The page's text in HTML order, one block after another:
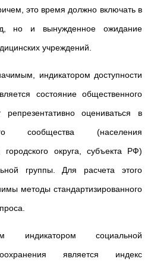
это время должно включать в
но и вынужденное ожидание
учреждений.
индикатором доступности
состояние общественного
оцениваться в
сообщества (населения
округа, субъекта РФ)
группы. Для расчета этого
методы стандартизированного
индикатором социальной
является индекс